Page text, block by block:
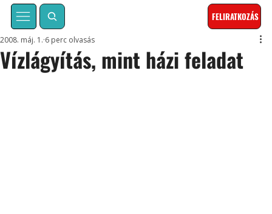
FELIRATKOZÁS
Vízlágyítás, mint házi feladat
2008. máj. 1. 6 perc olvasás